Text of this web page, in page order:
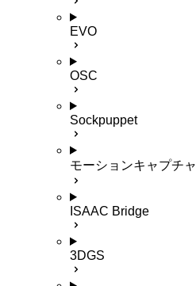
EVO
OSC
Sockpuppet
モーションキャプチャ
ISAAC Bridge
3DGS